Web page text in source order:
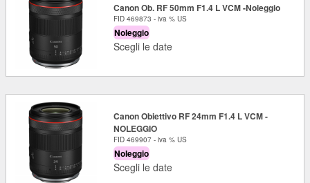
Canon Ob. RF 50mm F1.4 L VCM -Noleggio
FID 469873 - iva % US
Noleggio
Scegli le date
Canon Obiettivo RF 24mm F1.4 L VCM -
NOLEGGIO
FID 469907 - iva % US
Noleggio
Scegli le date